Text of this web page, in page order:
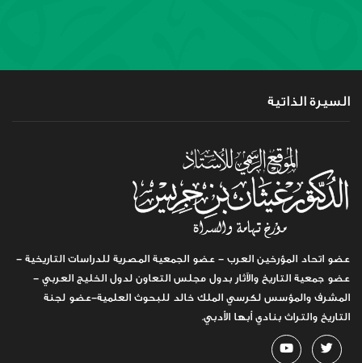
السيرة الذاتية
عضو اتحاد المؤرخين العرب - عضو الجمعية المصرية للدراسات التاريخية -
عضو جمعية التاريخ والآثار بدول مجلس التعاون لدول الخليج العربي -
المشرف والمؤسس لكرسي الملك خالد للبحوث العلمية-عضو لجنة
التاريخ والتراث بنادي أبها الأدبي.